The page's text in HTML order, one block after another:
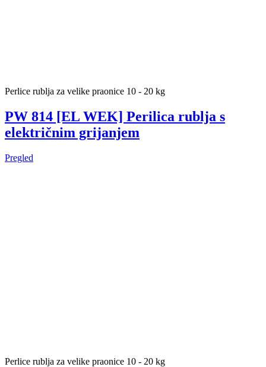
Perlice rublja za velike praonice 10 - 20 kg
PW 814 [EL WEK] Perilica rublja s
električnim grijanjem
Pregled
Perlice rublja za velike praonice 10 - 20 kg